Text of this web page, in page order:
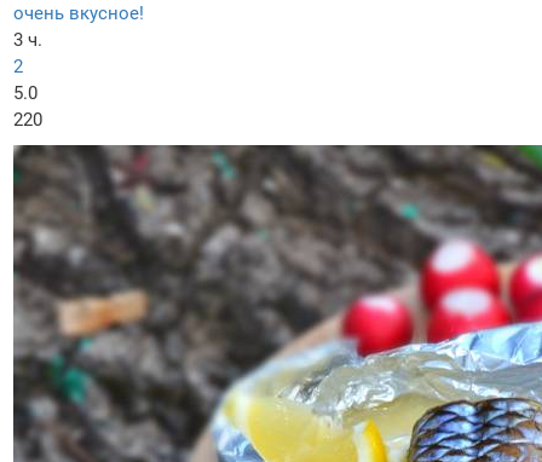
очень вкусное!
3 ч.
2
5.0
220